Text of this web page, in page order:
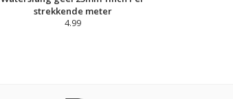
strekkende meter
4.99